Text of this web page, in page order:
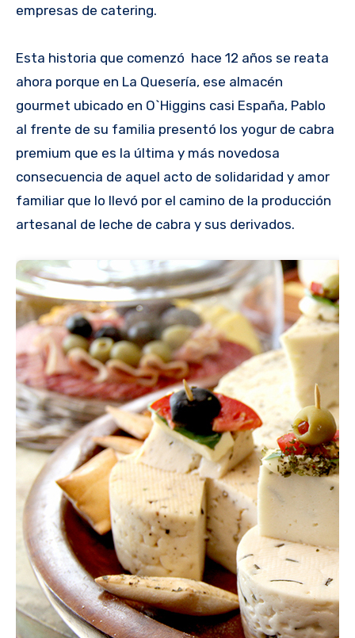
empresas de catering.
Esta historia que comenzó hace 12 años se reata
ahora porque en La Quesería, ese almacén
gourmet ubicado en O`Higgins casi España, Pablo
al frente de su familia presentó los yogur de cabra
premium que es la última y más novedosa
consecuencia de aquel acto de solidaridad y amor
familiar que lo llevó por el camino de la producción
artesanal de leche de cabra y sus derivados.